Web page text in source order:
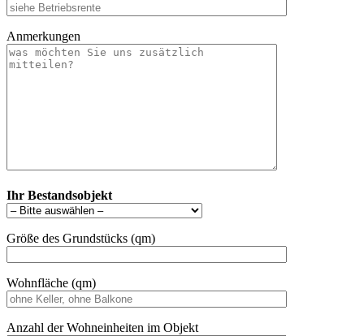
Anmerkungen
Ihr Bestandsobjekt
Größe des Grundstücks (qm)
Wohnfläche (qm)
Anzahl der Wohneinheiten im Objekt